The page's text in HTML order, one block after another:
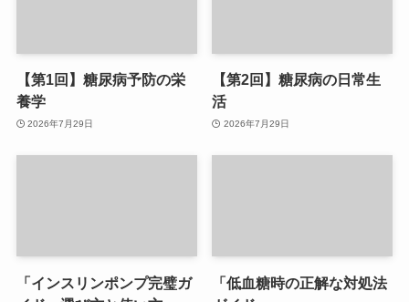
【第1回】糖尿病予防の栄
養学
2026年7月29日
【第2回】糖尿病の日常生
活
2026年7月29日
「インスリンポンプ完璧ガ
「低血糖時の正解な対処法